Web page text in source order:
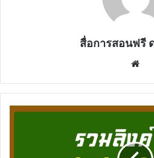
สื่อการสอนฟรี
แจกๆ